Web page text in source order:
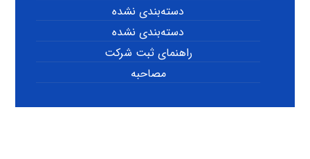
دسته‌بندی نشده
دسته‌بندی نشده
راهنمای ثبت شرکت
مصاحبه